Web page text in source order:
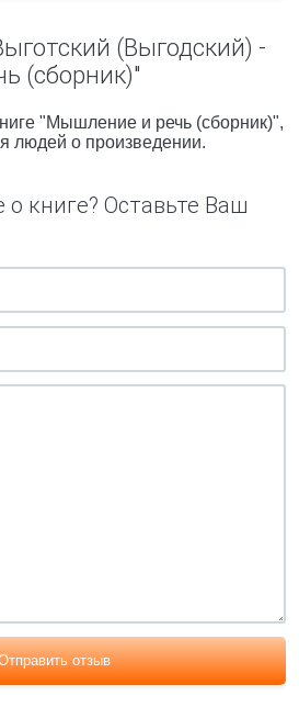
(Выгодский) -
(сборник)"
"Мышление и речь (сборник)",
людей о произведении.
книге? Оставьте Ваш
отзыв